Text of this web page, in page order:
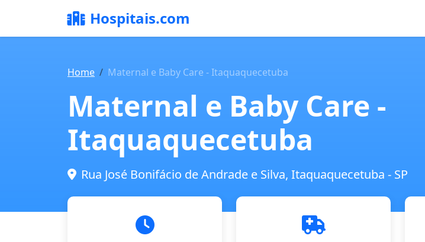
Hospitais.com
Home Maternal e Baby Care - Itaquaquecetuba
Maternal e Baby Care -
Itaquaquecetuba
Rua José Bonifácio de Andrade e Silva, Itaquaquecetuba - SP